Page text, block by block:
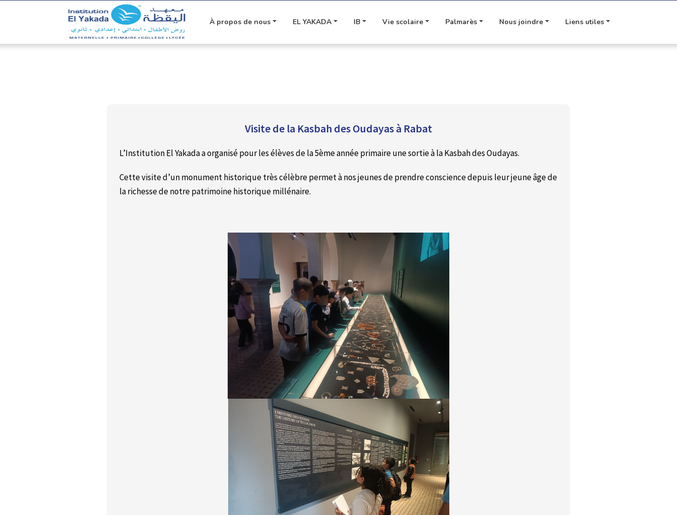
À propos de nous EL YAKADA IB Vie scolaire Palmarès Nous joindre Liens utiles
Visite de la Kasbah des Oudayas à Rabat
L’Institution El Yakada a organisé pour les élèves de la 5èmeannée primaire une sortie à la Kasbah des Oudayas.
Cette visite d’un monument historique très célèbre permet à nos jeunes de prendre conscience depuis leur jeune âge de
la richesse de notre patrimoine historique millénaire.